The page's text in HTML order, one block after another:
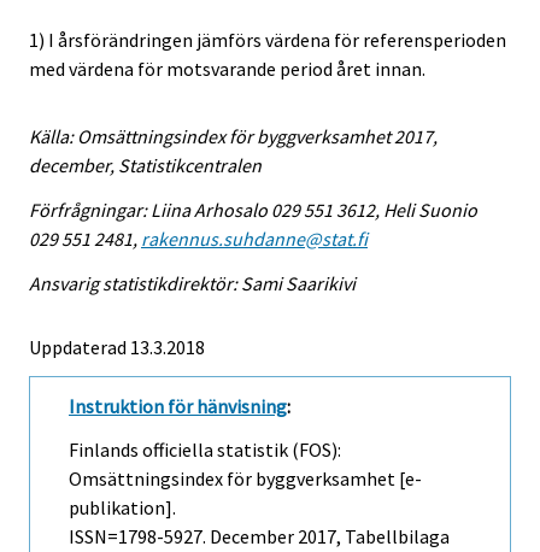
1) I årsförändringen jämförs värdena för referensperioden
med värdena för motsvarande period året innan.
Källa: Omsättningsindex för byggverksamhet 2017,
december, Statistikcentralen
Förfrågningar: Liina Arhosalo 029 551 3612, Heli Suonio
029 551 2481, rakennus.suhdanne@stat.fi
Ansvarig statistikdirektör: Sami Saarikivi
Uppdaterad 13.3.2018
Instruktion för hänvisning:
Finlands officiella statistik (FOS):
Omsättningsindex för byggverksamhet [e-
publikation].
ISSN=1798-5927. December 2017, Tabellbilaga